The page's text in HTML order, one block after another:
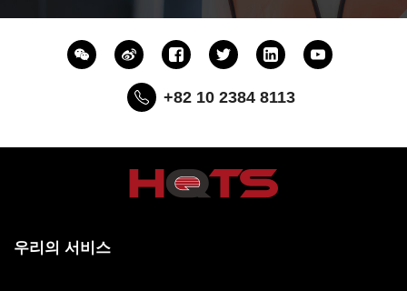
+82 10 2384 8113
우리의 서비스